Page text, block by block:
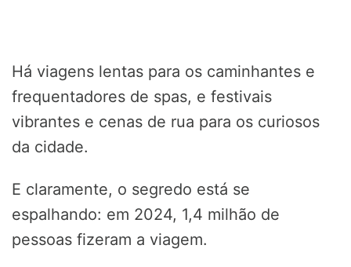
Há viagens lentas para os caminhantes e
frequentadores de spas, e festivais
vibrantes e cenas de rua para os curiosos
da cidade.
E claramente, o segredo está se
espalhando: em 2024, 1,4 milhão de
pessoas fizeram a viagem.